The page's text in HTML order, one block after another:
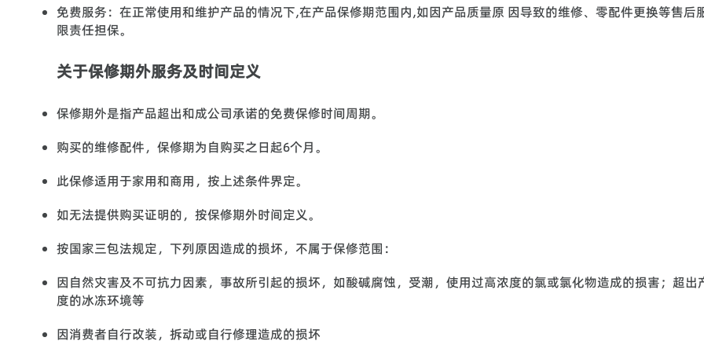
免费服务：在正常使用和维护产品的情况下,在产品保修期范围内,如因产品质量原 因导致的维修、零配件更换等售
限责任担保。
关于保修期外服务及时间定义
保修期外是指产品超出和成公司承诺的免费保修时间周期。
购买的维修配件，保修期为自购买之日起6个月。
此保修适用于家用和商用，按上述条件界定。
如无法提供购买证明的，按保修期外时间定义。
按国家三包法规定，下列原因造成的损坏，不属于保修范围：
因自然灾害及不可抗力因素，事故所引起的损坏，如酸碱腐蚀，受潮，使用过高浓度的氯或氯化物造成的损害；超
度的冰冻环境等
因消费者自行改装，拆动或自行修理造成的损坏